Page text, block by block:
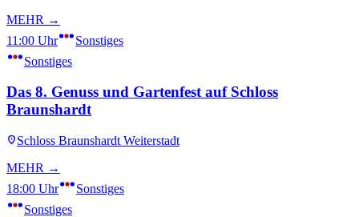
MEHR →
11:00 Uhr
Sonstiges
Sonstiges
Das 8. Genuss und Gartenfest auf Schloss
Braunshardt
Schloss Braunshardt Weiterstadt
MEHR →
18:00 Uhr
Sonstiges
Sonstiges